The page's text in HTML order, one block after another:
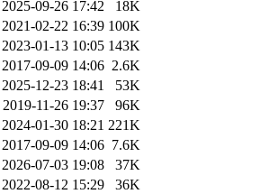
2025-09-26 17:42
18K
2021-02-22 16:39 100K
2023-01-13 10:05 143K
2017-09-09 14:06 2.6K
2025-12-23 18:41
53K
2019-11-26 19:37
96K
2024-01-30 18:21 221K
2017-09-09 14:06 7.6K
2026-07-03 19:08
37K
2022-08-12 15:29
36K